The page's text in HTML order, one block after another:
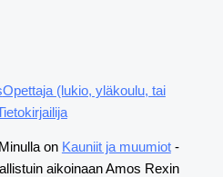
Opettaja (lukio, yläkoulu, tai
on Kauniit ja muumiot-
aikoinaan Amos Rexin